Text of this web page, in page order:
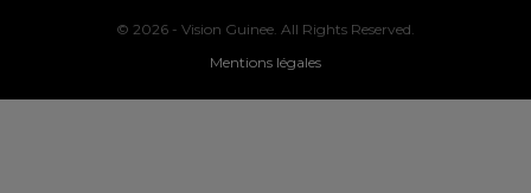
© 2026 - Vision Guinee. All Rights Reserved.
Mentions légales